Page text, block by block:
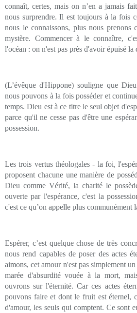
connaît, certes, mais on n’en a jamais
nous surprendre. Il est toujours à la fois
nous le connaissons, plus nous prenons
mystère. Commencer à le connaître,
l'océan : on n'est pas près d'avoir épuisé la
(L’évêque d'Hippone) souligne que
nous pouvons à la fois posséder et
temps. Dieu est à ce titre le seul objet
parce qu'il ne cesse pas d'être une
possession.
Les trois vertus théologales - la foi,
proposent chacune une manière de
Dieu comme Vérité, la charité le
ouverte par l'espérance, c'est la
c'est ce qu’on appelle plus communément
Espérer, c’est quelque chose de très
nous rend capables de poser des actes
aimons, cet amour n'est pas simplement
marée d'absurdité vouée à la mort,
ouvrons sur l'éternité. Car ces actes
pouvons faire et dont le fruit est éternel,
d'amour, les seuls qui comptent. Ce sont